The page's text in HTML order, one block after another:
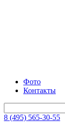
Фото
Контакты
8 (495) 565-30-55